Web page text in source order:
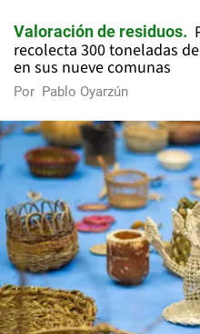
Valoración de residuos
recolecta 300 toneladas
en sus nueve comunas
Por Pablo Oyarzún